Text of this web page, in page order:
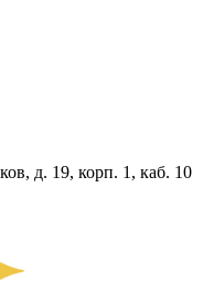
д. 19, корп. 1, каб. 10